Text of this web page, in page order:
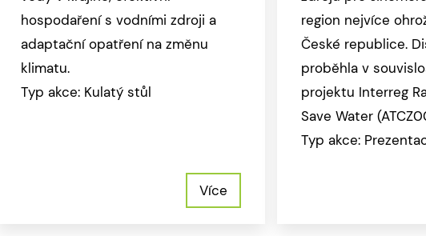
hospodaření s vodními zdroji a
adaptační opatření na změnu
klimatu.
Typ akce: Kulatý stůl
Více
region nejvíce
České republice.
proběhla v
projektu Interreg
Save Water
Typ akce: